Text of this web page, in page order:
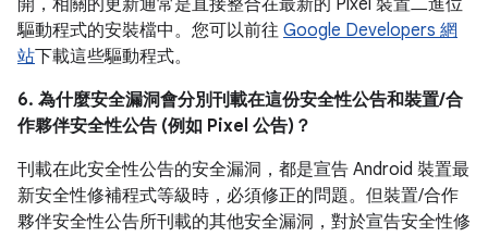
開，相關的更新通常是直接整合在最新的 Pixel 裝置二進位
驅動程式的安裝檔中。您可以前往 Google Developers 網
站下載這些驅動程式。
6. 為什麼安全漏洞會分別刊載在這份安全性公告和裝置/合
作夥伴安全性公告 (例如 Pixel 公告)？
刊載在此安全性公告的安全漏洞，都是宣告 Android 裝置最
新安全性修補程式等級時，必須修正的問題。但裝置/合作
夥伴安全性公告所刊載的其他安全漏洞，對於宣告安全性修